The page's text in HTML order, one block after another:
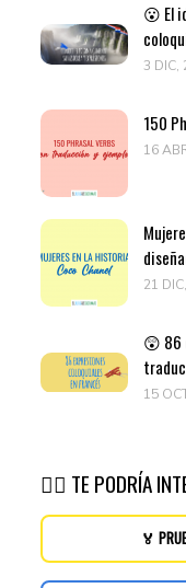
😮 El
3 DIC,
150
16
21
😲 86
15
👉🏽 TE PODRÍA
🏅